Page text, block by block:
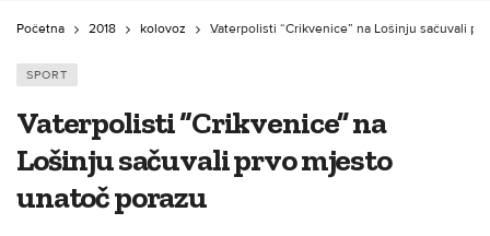
Početna 2018 kolovoz Vaterpolisti “Crikvenice” na Lošinju sačuvali
SPORT
Vaterpolisti “Crikvenice” na
Lošinju sačuvali prvo mjesto
unatoč porazu